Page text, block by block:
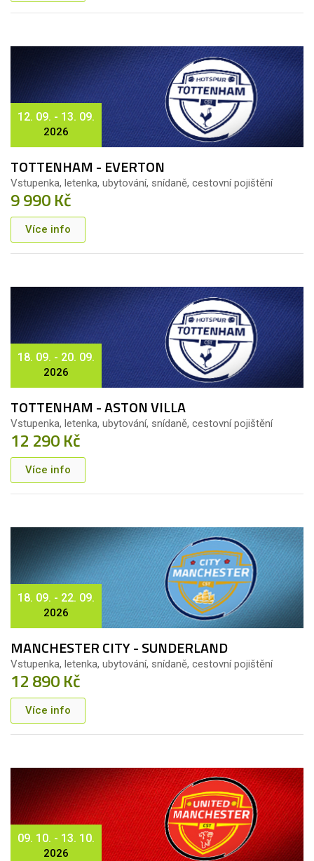
12. 09. - 13. 09.
2026
TOTTENHAM - EVERTON
Vstupenka, letenka, ubytování, snídaně, cestovní pojištění
9 990 Kč
Více info
18. 09. - 20. 09.
2026
TOTTENHAM - ASTON VILLA
Vstupenka, letenka, ubytování, snídaně, cestovní pojištění
12 290 Kč
Více info
18. 09. - 22. 09.
2026
MANCHESTER CITY - SUNDERLAND
Vstupenka, letenka, ubytování, snídaně, cestovní pojištění
12 890 Kč
Více info
09. 10. - 13. 10.
2026